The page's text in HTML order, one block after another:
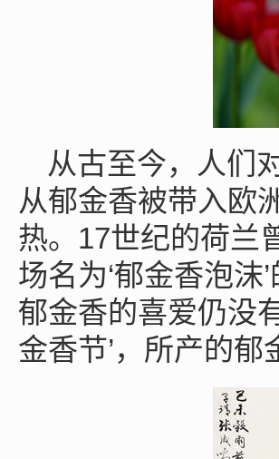
从古至今，人们
从郁金香被带入欧
热。17世纪的荷兰
场名为‘郁金香泡
郁金香的喜爱仍没
金香节’，所产的